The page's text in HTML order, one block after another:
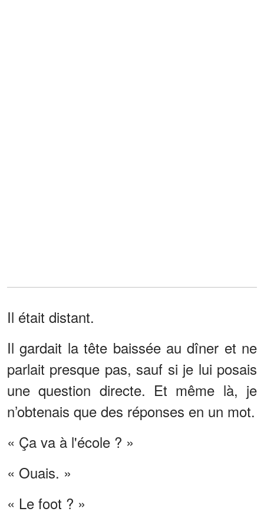
Il était distant.
Il gardait la tête baissée au dîner et ne
parlait presque pas, sauf si je lui posais
une question directe. Et même là, je
n’obtenais que des réponses en un mot.
« Ça va à l'école ? »
« Ouais. »
« Le foot ? »